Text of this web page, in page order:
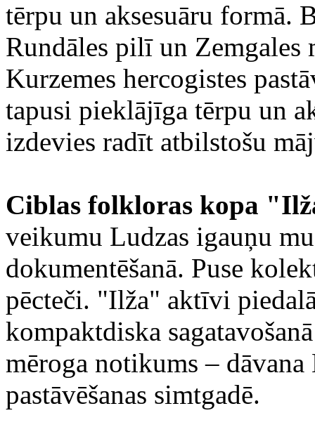
tērpu un aksesuāru formā.
Rundāles pilī un Zemgales
Kurzemes hercogistes
tapusi pieklājīga tērpu un
izdevies radīt atbilstošu
Ciblas folkloras kopa
veikumu Ludzas igauņu
dokumentēšanā. Puse
pēcteči. "Ilža" aktīvi
kompaktdiska
mēroga notikums –
pastāvēšanas simtgadē.